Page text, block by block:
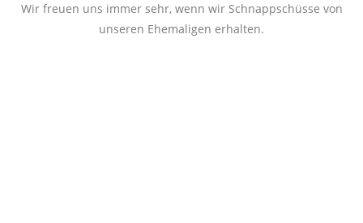
Wir freuen uns immer sehr, wenn wir Schnappschüsse von
unseren Ehemaligen erhalten.